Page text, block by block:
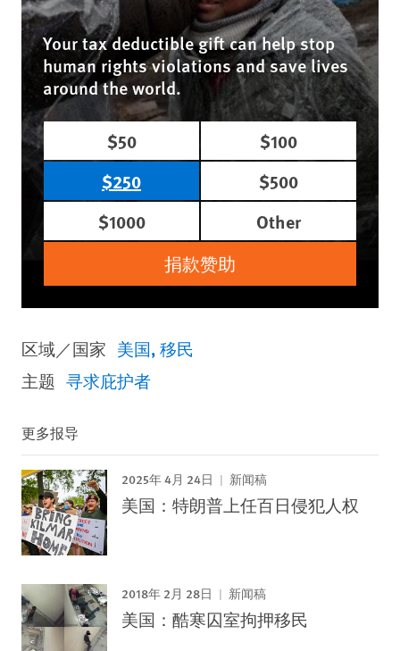
Your tax deductible gift can help stop
human rights violations and save lives
around the world.
$50
$100
$250
$500
$1000
Other
捐款赞助
区域／国家 美国 移民
主题 寻求庇护者
更多报导
2025年 4月 24日 新闻稿
美国：特朗普上任百日侵犯人权
2018年 2月 28日 新闻稿
美国：酷寒囚室拘押移民